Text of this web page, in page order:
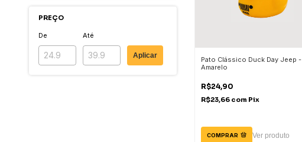
PREÇO
De Até
Aplicar
Pato Clássico Duck Day Jeep -
Amarelo
R$24,90
R$23,66 com Pix
COMPRAR Ver produto